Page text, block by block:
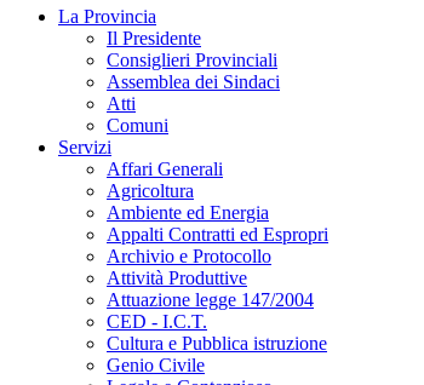
La Provincia
Il Presidente
Consiglieri Provinciali
Assemblea dei Sindaci
Atti
Comuni
Servizi
Affari Generali
Agricoltura
Ambiente ed Energia
Appalti Contratti ed Espropri
Archivio e Protocollo
Attività Produttive
Attuazione legge 147/2004
CED - I.C.T.
Cultura e Pubblica istruzione
Genio Civile